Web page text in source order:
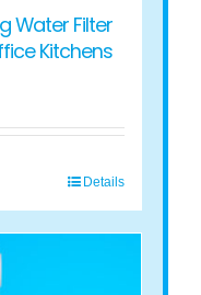
Water Filter
Kitchens
Details